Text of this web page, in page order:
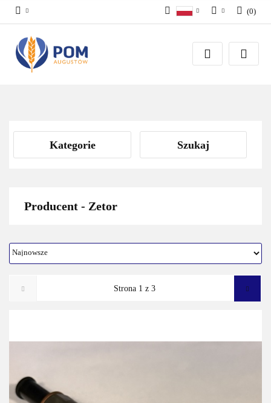
Zaloguj się
Załóż konto
(0)
Kategorie Szukaj
Producent - Zetor